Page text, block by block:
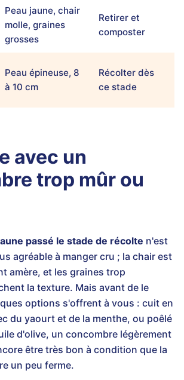
Peau jaune, chair
molle, graines
grosses
Retirer et
composter
Peau épineuse, 8
à 10 cm
Récolter dès
ce stade
avec un
trop mûr ou
passé le stade de récolte n'est
agréable à manger cru ; la chair est
amère, et les graines trop
la texture. Mais avant de le
options s'offrent à vous : cuit en
du yaourt et de la menthe, ou poêlé
d'olive, un concombre légèrement
être très bon à condition que la
un peu ferme.